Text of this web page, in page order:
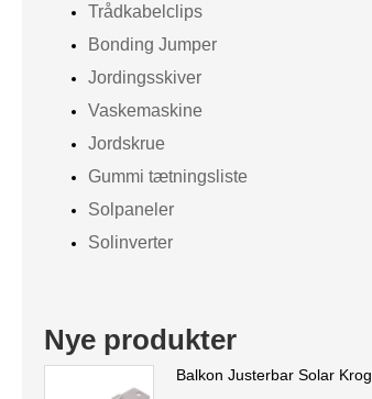
Trådkabelclips
Bonding Jumper
Jordingsskiver
Vaskemaskine
Jordskrue
Gummi tætningsliste
Solpaneler
Solinverter
Nye produkter
Balkon Justerbar Solar Krog